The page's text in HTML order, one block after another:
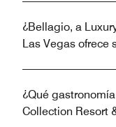
¿Bellagio, a
Las Vegas ofrece
¿Qué
Collection Resort